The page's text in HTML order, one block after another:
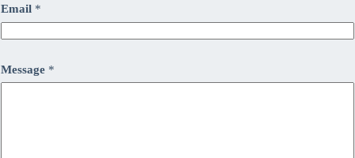
Email *
Message *